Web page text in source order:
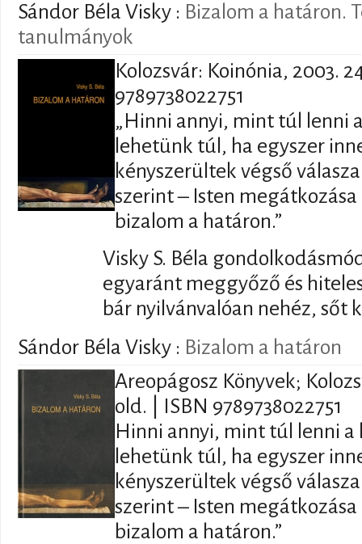
Sándor Béla Visky : Bizalom a határon.
tanulmányok
Kolozsvár: Koinónia, 2003.
9789738022751
„Hinni annyi, mint túl lenni
lehetünk túl, ha egyszer
kényszerültek végső
szerint – Isten megátkozása
bizalom a határon.”
Visky ​​S. Béla
egyaránt meggyőző és
bár nyilvánvalóan nehéz, sőt
Sándor Béla Visky : Bizalom a határon
Areopágosz Könyvek;
old. | ISBN 9789738022751
Hinni annyi, mint túl lenni a
lehetünk túl, ha egyszer
kényszerültek végső
szerint – Isten megátkozása
bizalom a határon.”